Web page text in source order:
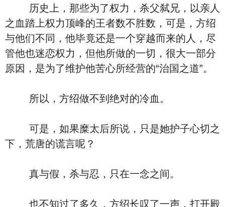
历史上，那些为了权力，杀父弑兄，以亲人
之血踏上权力顶峰的王者数不胜数，可是，方绍
与他们不同，他毕竟还是一个穿越而来的人，尽
管他也迷恋权力，但他所做的一切，很大一部分
原因，是为了维护他苦心所经营的“治国之道”。
所以，方绍做不到绝对的冷血。
可是，如果糜太后所说，只是她护子心切之
下，荒唐的谎言呢？
真与假，杀与忍，只在一念之间。
也不知过了多久，方绍长叹了一声，打开殿